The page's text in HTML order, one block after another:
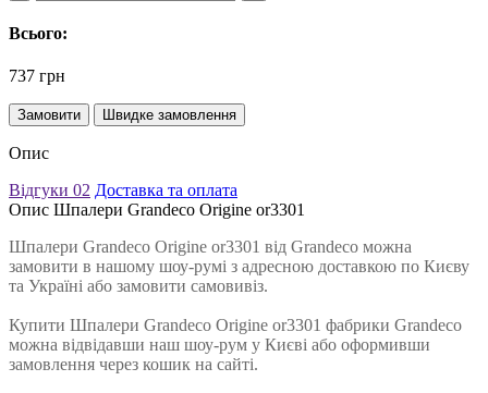
Всього:
737 грн
Замовити Швидке замовлення
Опис
Відгуки 02 Доставка та оплата
Опис Шпалери Grandeco Origine or3301
Шпалери Grandeco Origine or3301 від Grandeco можна
замовити в нашому шоу-румі з адресною доставкою по Києву
та Україні або замовити самовивіз.
Купити Шпалери Grandeco Origine or3301 фабрики Grandeco
можна відвідавши наш шоу-рум у Києві або оформивши
замовлення через кошик на сайті.